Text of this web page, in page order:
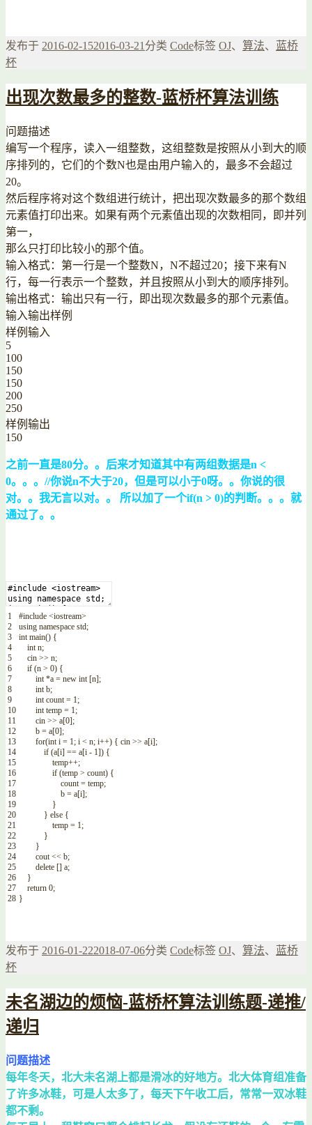
发布于 2016-02-152016-03-21 分类 Code标签 OJ、 算法、
蓝桥
杯
出现次数最多的整数-蓝桥杯算法训练
问题描述
编写一个程序，读入一组整数，这组整数是按照从小到大的顺
序排列的，它们的个数N也是由用户输入的，最多不会超过
20。
然后程序将对这个数组进行统计，把出现次数最多的那个数组
元素值打印出来。如果有两个元素值出现的次数相同，即并列
第一，
那么只打印比较小的那个值。
输入格式：第一行是一个整数N，N不超过20；接下来有N
行，每一行表示一个整数，并且按照从小到大的顺序排列。
输出格式：输出只有一行，即出现次数最多的那个元素值。
输入输出样例
样例输入
5
100
150
150
200
250
样例输出
150
之前一直是80分。。后来才知道其中有两组数据是n <
0。。。//你说n不大于20，但是可以小于0呀。。你说的很
对。。我无言以对。。 所以加了一个if(n > 0)的判断。。。就
通过了。。
1
2
3
4
5
6
7
8
9
10
11
12
13
14
15
16
17
18
19
20
21
22
23
24
25
26
27
28
#include <iostream>
using namespace std;
int main() {
int n;
cin >> n;
if (n > 0) {
int *a = new int [n];
int b;
int count = 1 ;
int temp = 1 ;
cin >> a[0];
b = a[0];
for(int i = 1 ; i < n; i++) { cin >> a[i];
if (a[i] == a[i - 1]) {
temp++;
if (temp > count) {
count = temp;
b = a[i];
}
} else {
temp = 1 ;
}
}
cout << b;
delete [] a;
}
return 0;
}
发布于 2016-01-222018-07-06分类 Code标签 OJ、 算法、
蓝桥
杯
未名湖边的烦恼-蓝桥杯算法训练题-递推/
递归
问题描述
每年冬天，北大未名湖上都是滑冰的好地方。北大体育组准备
了许多冰鞋，可是人太多了，每天下午收工后，常常一双冰鞋
都不剩。